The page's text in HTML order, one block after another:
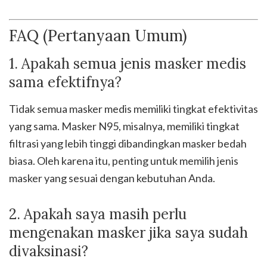
FAQ (Pertanyaan Umum)
1. Apakah semua jenis masker medis
sama efektifnya?
Tidak semua masker medis memiliki tingkat efektivitas
yang sama. Masker N95, misalnya, memiliki tingkat
filtrasi yang lebih tinggi dibandingkan masker bedah
biasa. Oleh karena itu, penting untuk memilih jenis
masker yang sesuai dengan kebutuhan Anda.
2. Apakah saya masih perlu
mengenakan masker jika saya sudah
divaksinasi?